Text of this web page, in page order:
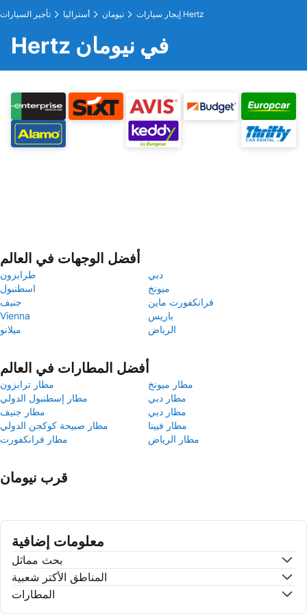
تأجير السيارات أستراليا نيومان إيجار سيارات Hertz
Hertz في نيومان
أفضل الوجهات في العالم
طرابزون
دبي
اسطنبول
ميونخ
جنيف
فرانكفورت ماين
Vienna
باريس
ميلانو
الرياض
أفضل المطارات في العالم
مطار ترابزون
مطار ميونخ
مطار إسطنبول الدولي
مطار دبي
مطار جنيف
مطار دبي
مطار صبيحة كوكجن الدولي
مطار فيينا
مطار فرانكفورت
مطار الرياض
قرب نيومان
معلومات إضافية
بحث مماثل
المناطق الأكتر شعبية
المطارات